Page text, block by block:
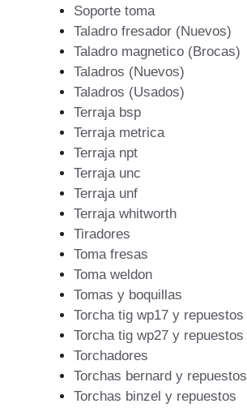
Soporte toma
Taladro fresador (Nuevos)
Taladro magnetico (Brocas)
Taladros (Nuevos)
Taladros (Usados)
Terraja bsp
Terraja metrica
Terraja npt
Terraja unc
Terraja unf
Terraja whitworth
Tiradores
Toma fresas
Toma weldon
Tomas y boquillas
Torcha tig wp17 y repuestos
Torcha tig wp27 y repuestos
Torchadores
Torchas bernard y repuestos
Torchas binzel y repuestos